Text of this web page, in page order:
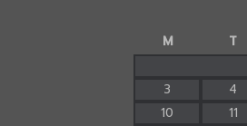
M
T
3
4
10
11